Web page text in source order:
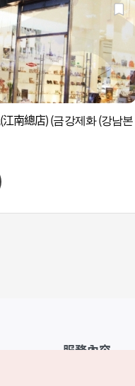
南總店) (금강제화 (강남본
服務內容